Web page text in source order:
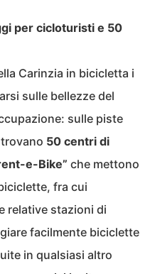
per cicloturisti e 50
Carinzia in bicicletta i
sulle bellezze del
sulle piste
50 centri di
e-Bike” che mettono
fra cui
relative stazioni di
facilmente biciclette
in qualsiasi altro